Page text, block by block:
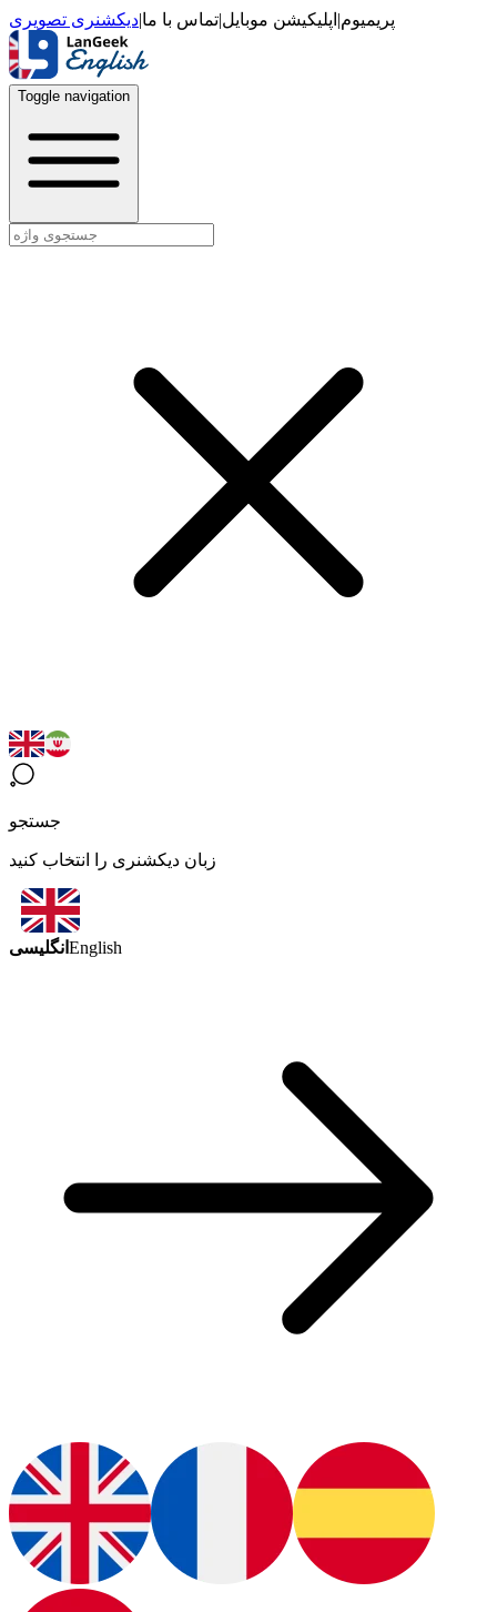
پریمیوم| اپلیکیشن موبایل|تماس با ما|دیکشنری تصویری
Toggle navigation
جستجو
زبان دیکشنری را انتخاب کنید
انگلیسی English